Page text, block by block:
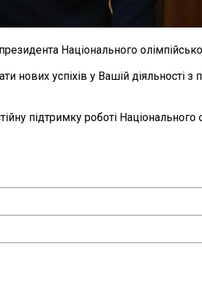
Національного
успіхів у Вашій діяльності з
підтримку роботі Національного